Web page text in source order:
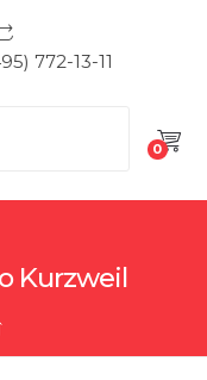
772-13-11
0
Kurzweil